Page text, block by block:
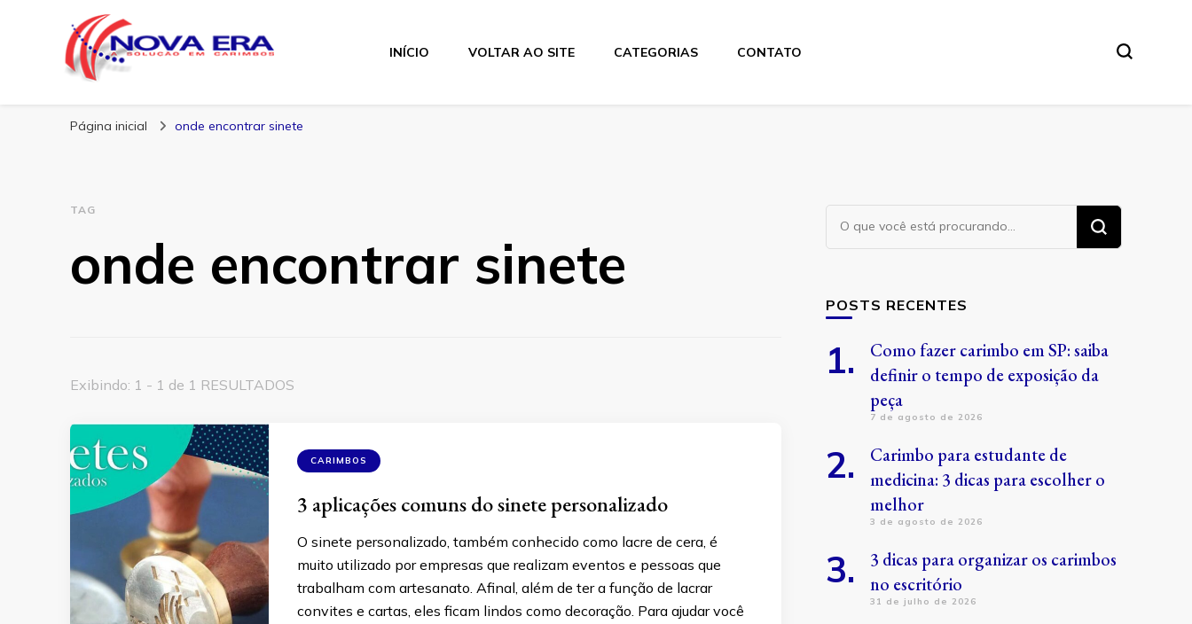
Nova Era Carimbos
INÍCIO VOLTAR AO SITE CATEGORIAS CONTATO
Página inicial onde encontrar sinete
TAG
onde encontrar sinete
Exibindo: 1 - 1 de 1 RESULTADOS
CARIMBOS
3 aplicações comuns do sinete personalizado
O sinete personalizado, também conhecido como lacre de cera, é
muito utilizado por empresas que realizam eventos e pessoas que
trabalham com artesanato. Afinal, além de ter a função de lacrar
convites e cartas, eles ficam lindos como decoração. Para ajudar você
Procurando
algo?
POSTS RECENTES
Como fazer carimbo em SP: saiba
definir o tempo de exposição da
peça
7 de agosto de 2026
Carimbo para estudante de
medicina: 3 dicas para escolher o
melhor
3 de agosto de 2026
3 dicas para organizar os carimbos
no escritório
31 de julho de 2026